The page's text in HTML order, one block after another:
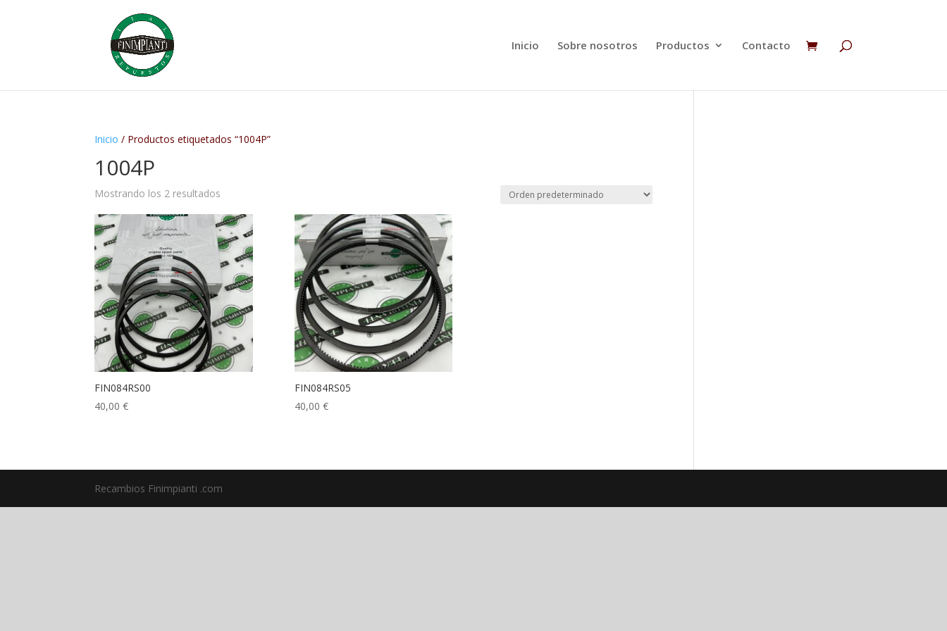
Inicio Sobre nosotros Productos Contacto
Inicio / Productos etiquetados “1004P”
1004P
Mostrando los 2 resultados
FIN084RS00
40,00€
FIN084RS05
40,00 €
Recambios Finimpianti .com